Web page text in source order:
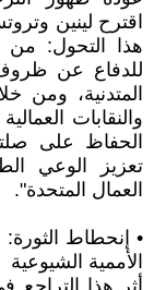
اقترح لينين
هذا التحول: من
للدفاع عن ظروف
المتدنية، ومن
والنقابات
الحفاظ على
تعزيز الوعي
العمال المتحدة".
• إنحطاط الثورة:
الأممية الشيوعية